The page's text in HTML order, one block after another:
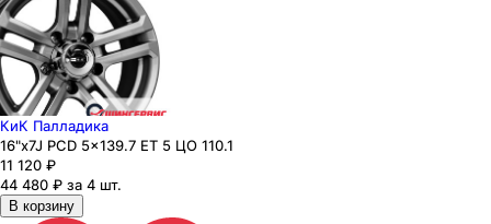
КиК Палладика
16"x7J PCD 5x139.7 ЕТ 5 ЦО 110.1
11 120 ₽
44 480 ₽ за 4 шт.
В корзину